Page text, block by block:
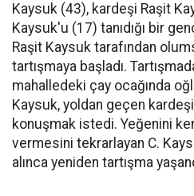
Kaysuk (43), kardeşi Raşit
Kaysuk'u (17) tanıdığı bir
Raşit Kaysuk tarafından
tartışmaya başladı.
mahalledeki çay ocağında
Kaysuk, yoldan geçen
konuşmak istedi. Yeğenini
vermesini tekrarlayan C.
alınca yeniden tartışma